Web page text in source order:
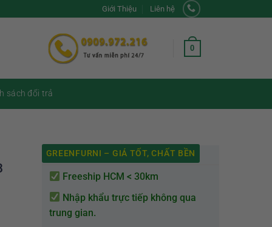
Giới Thiệu Liên hệ
0
sách đổi trả
GREENFURNI – GIÁ TỐT, CHẤT BỀN
Freeship HCM < 30km
Nhập khẩu trực tiếp không qua
trung gian.